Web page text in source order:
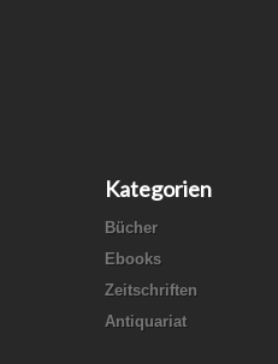
Kategorien
Bücher
Ebooks
Zeitschriften
Antiquariat